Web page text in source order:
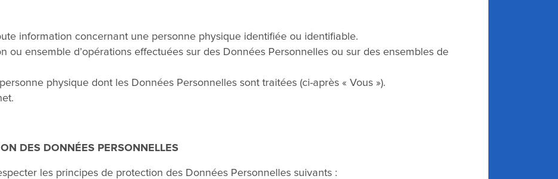
information concernant une personne physique identifiée ou identifiable.
ou ensemble d’opérations effectuées sur des Données Personnelles ou sur des ensembles de
physique dont les Données Personnelles sont traitées (ci-après « Vous »).
DES DONNÉES PERSONNELLES
les principes de protection des Données Personnelles suivants :